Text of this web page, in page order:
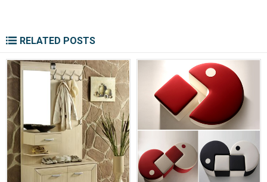
RELATED POSTS